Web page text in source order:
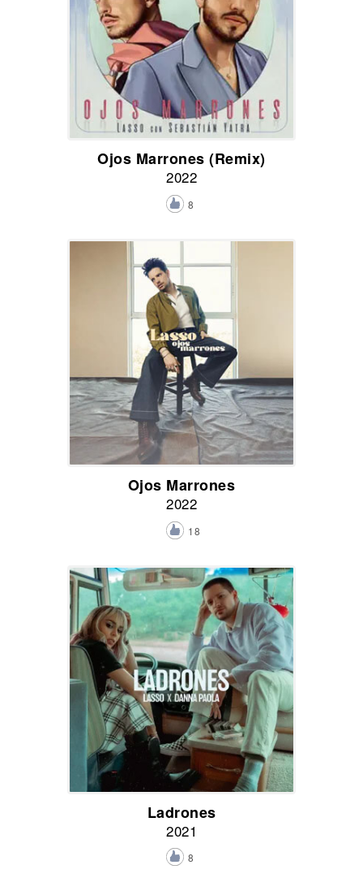
Ojos Marrones (Remix)
2022
8
Ojos Marrones
2022
18
Ladrones
2021
8